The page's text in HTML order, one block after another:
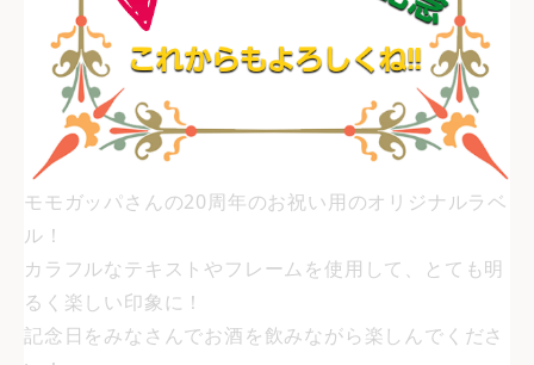
モモガッパさんの20周年のお祝い用のオリジナルラベ
ル！
カラフルなテキストやフレームを使用して、とても明
るく楽しい印象に！
記念日をみなさんでお酒を飲みながら楽しんでくださ